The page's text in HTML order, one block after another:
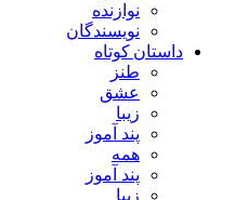
نوازنده
نویسندگان
داستان کوتاه
طنز
عشق
زیبا
پند آموز
همه
پند آموز
زیبا